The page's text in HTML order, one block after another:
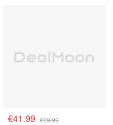
€41.99 €69.99